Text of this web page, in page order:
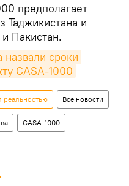
предполагает
Таджикистана и
Пакистан.
сроки
CASA-1000
реальностью Все новости
CASA-1000